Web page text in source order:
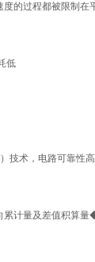
的过程都被限制在
低
术，电路可靠性
计量及差值积算